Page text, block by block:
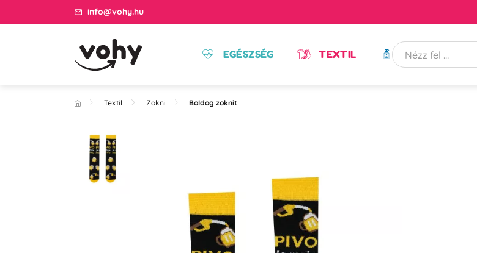
info@vohy.hu
EGÉSZSÉG TEXTIL HIGIÉNIA
Textil Zokni Boldog zoknit